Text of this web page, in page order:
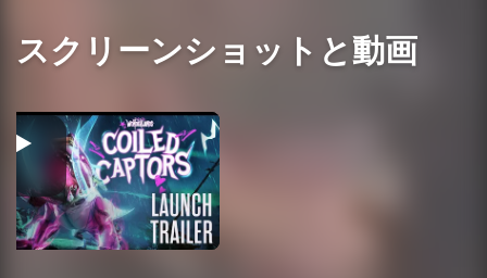
スクリーンショットと動画